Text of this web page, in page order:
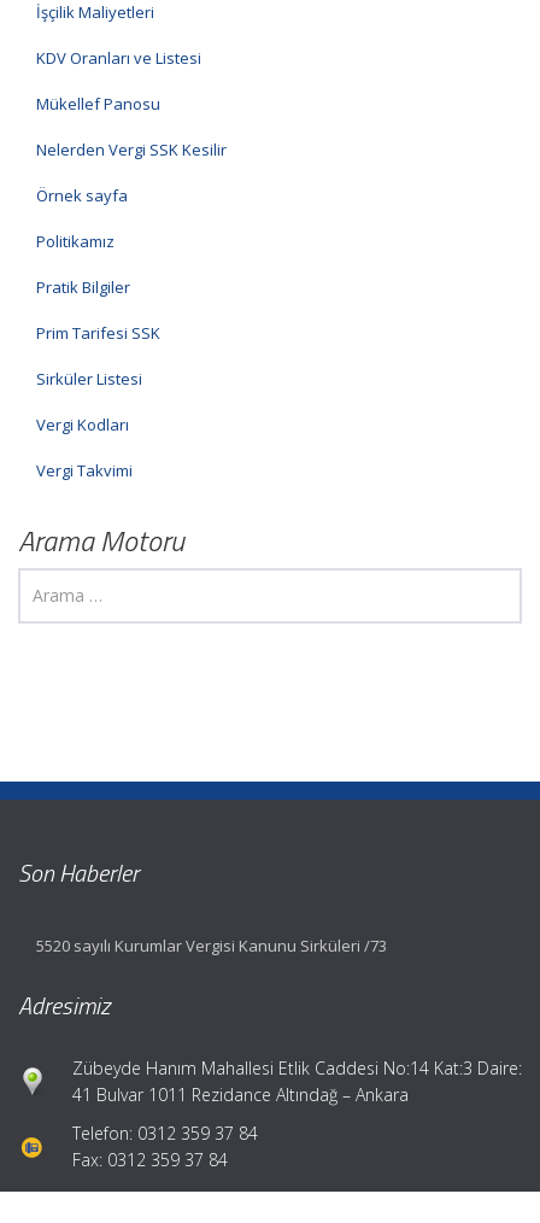
İşçilik Maliyetleri
KDV Oranları ve Listesi
Mükellef Panosu
Nelerden Vergi SSK Kesilir
Örnek sayfa
Politikamız
Pratik Bilgiler
Prim Tarifesi SSK
Sirküler Listesi
Vergi Kodları
Vergi Takvimi
Arama Motoru
Son Haberler
5520 sayılı Kurumlar Vergisi Kanunu Sirküleri /73
Adresimiz
Zübeyde Hanım Mahallesi Etlik Caddesi No:14 Kat:3 Daire:
41 Bulvar 1011 Rezidance Altındağ – Ankara
Telefon: 0312 359 37 84
Fax: 0312 359 37 84